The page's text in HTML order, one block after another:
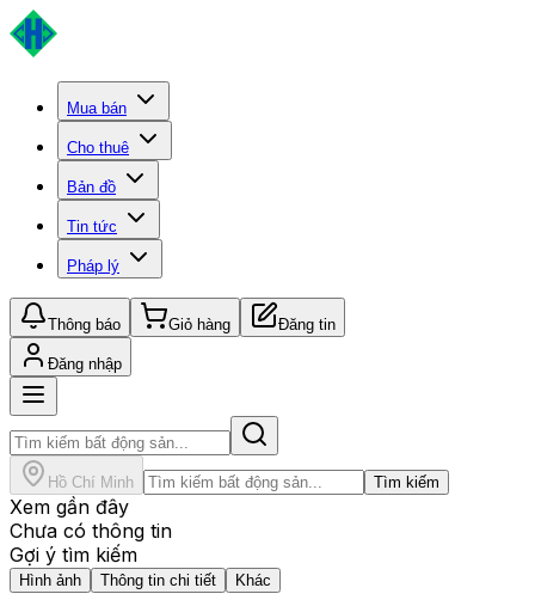
Mua bán
Cho thuê
Bản đồ
Tin tức
Pháp lý
Thông báo Giỏ hàng Đăng tin
Đăng nhập
Hồ Chí Minh Tìm kiếm
Xem gần đây
Chưa có thông tin
Gợi ý tìm kiếm
Hình ảnh Thông tin chi tiết Khác